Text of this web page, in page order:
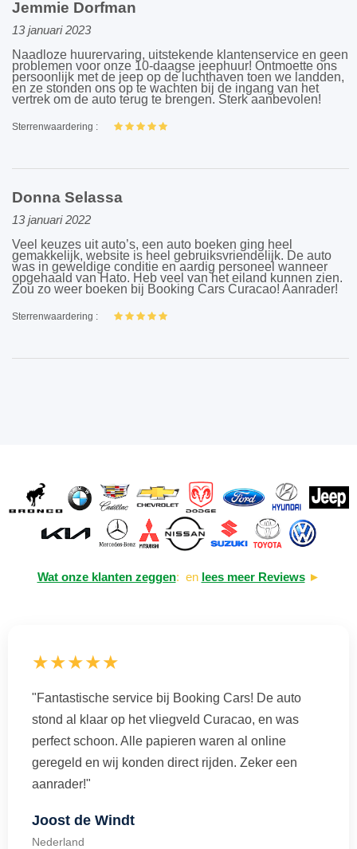
Jemmie Dorfman
13 januari 2023
Naadloze huurervaring, uitstekende klantenservice en geen
problemen voor onze 10-daagse jeephuur! Ontmoette ons
persoonlijk met de jeep op de luchthaven toen we landden,
en ze stonden ons op te wachten bij de ingang van het
vertrek om de auto terug te brengen. Sterk aanbevolen!
Sterrenwaardering :
Donna Selassa
13 januari 2022
Veel keuzes uit auto’s, een auto boeken ging heel
gemakkelijk, website is heel gebruiksvriendelijk. De auto
was in geweldige conditie en aardig personeel wanneer
opgehaald van Hato. Heb veel van het eiland kunnen zien.
Zou zo weer boeken bij Booking Cars Curacao! Aanrader!
Sterrenwaardering :
Wat onze klanten zeggen: en lees meer Reviews►
★★★★★
"Fantastische service bij Booking Cars! De auto
stond al klaar op het vliegveld Curacao, en was
perfect schoon. Alle papieren waren al online
geregeld en wij konden direct rijden. Zeker een
aanrader!"
Joost de Windt
Nederland